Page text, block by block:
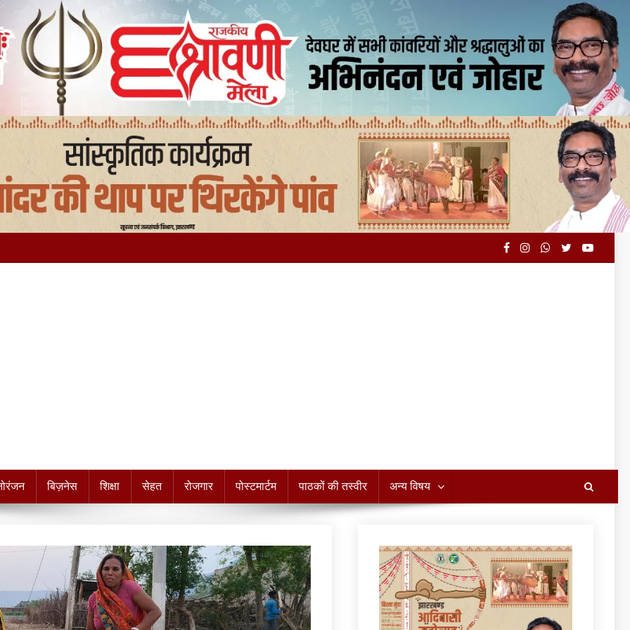
बिज़नेस शिक्षा सेहत रोजगार पोस्टमार्टम पाठकों की तस्वीर अन्य विषय